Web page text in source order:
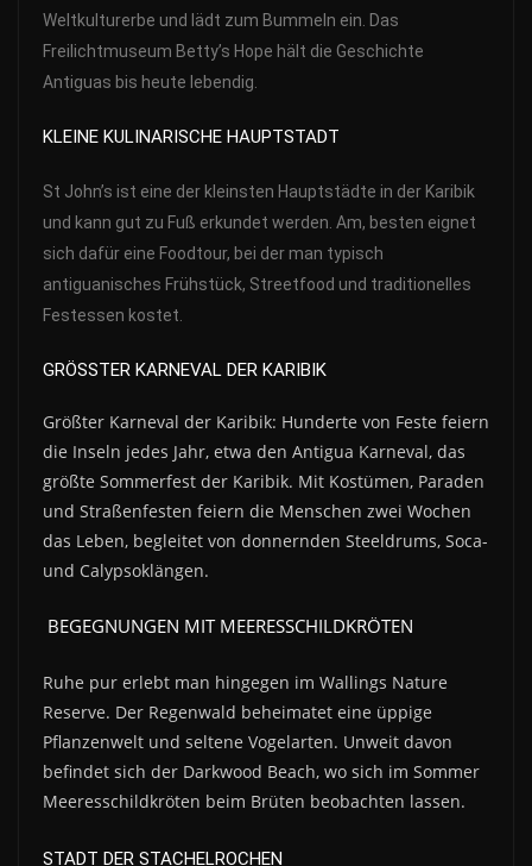
Weltkulturerbe und lädt zum Bummeln ein. Das
Freilichtmuseum Betty’s Hope hält die Geschichte
Antiguas bis heute lebendig.
KLEINE KULINARISCHE HAUPTSTADT
St John’s ist eine der kleinsten Hauptstädte in der Karibik
und kann gut zu Fuß erkundet werden. Am, besten eignet
sich dafür eine Foodtour, bei der man typisch
antiguanisches Frühstück, Streetfood und traditionelles
Festessen kostet.
GRÖSSTER KARNEVAL DER KARIBIK
Größter Karneval der Karibik: Hunderte von Feste feiern
die Inseln jedes Jahr, etwa den Antigua Karneval, das
größte Sommerfest der Karibik. Mit Kostümen, Paraden
und Straßenfesten feiern die Menschen zwei Wochen
das Leben, begleitet von donnernden Steeldrums, Soca-
und Calypsoklängen.
BEGEGNUNGEN MIT MEERESSCHILDKRÖTEN
Ruhe pur erlebt man hingegen im Wallings Nature
Reserve. Der Regenwald beheimatet eine üppige
Pflanzenwelt und seltene Vogelarten. Unweit davon
befindet sich der Darkwood Beach, wo sich im Sommer
Meeresschildkröten beim Brüten beobachten lassen.
STADT DER STACHELROCHEN